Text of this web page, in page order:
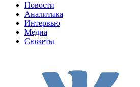
Новости
Аналитика
Интервью
Медиа
Сюжеты